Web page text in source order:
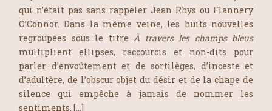
qui n’était pas sans rappeler Jean Rhys ou Flannery
O’Connor. Dans la même veine, les huits nouvelles
regroupées sous le titre À travers les champs bleus
multiplient ellipses, raccourcis et non-dits pour
parler d’envoûtement et de sortilèges, d’inceste et
d’adultère, de l’obscur objet du désir et de la chape de
silence qui empêche à jamais de nommer les
sentiments. […]